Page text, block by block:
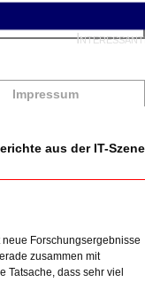
Impressum
aus der IT-Szene
Forschungsergebnisse
zusammen mit
Tatsache, dass sehr viel